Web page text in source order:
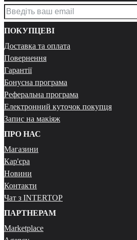
ПОКУПЦЕВІ
Доставка та оплата
Повернення
Гарантії
Бонусна програма
Реферальна програма
Електронний куточок покупця
Запис на макіяж
ПРО НАС
Магазини
Кар'єра
Новини
Контакти
Чат з INTERTOP
ПАРТНЕРАМ
Marketplace